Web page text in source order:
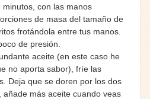
con las manos
de masa del tamaño de
frotándola entre tus manos.
de presión.
aceite (en este caso he
no aporta sabor), fríe las
Deja que se doren por los dos
añade más aceite cuando veas